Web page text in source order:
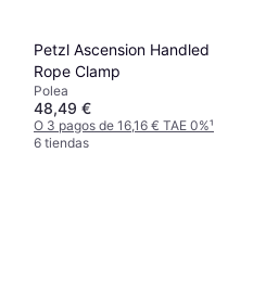
Petzl Ascension Handled
Rope Clamp
Polea
48,49 €
O 3 pagos de 16,16 € TAE 0%¹
6 tiendas